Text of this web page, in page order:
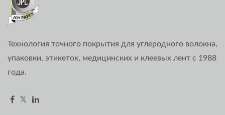
Технология точного покрытия для углеродного волокна,
упаковки, этикеток, медицинских и клеевых лент с 1988
года.